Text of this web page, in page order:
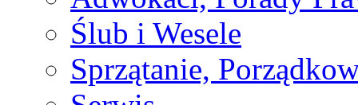
Ślub i Wesele
Sprzątanie,